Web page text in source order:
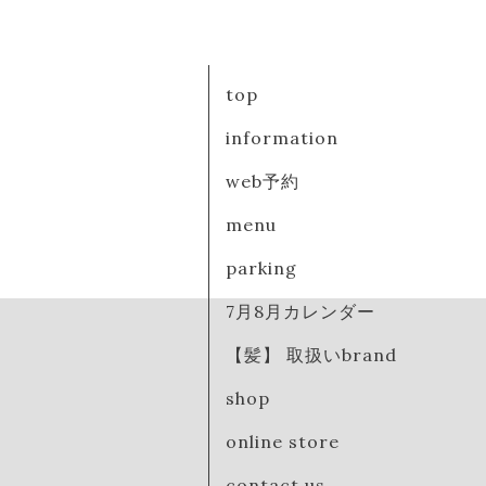
top
information
web予約
menu
parking
7月8月カレンダー
【髪】 取扱いbrand
shop
online store